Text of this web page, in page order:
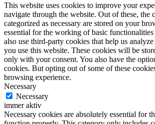
This website uses cookies to improve your
navigate through the website. Out of these, the
categorized as necessary are stored on your
essential for the working of basic
also use third-party cookies that help us
you use this website. These cookies will be
only with your consent. You also have the
cookies. But opting out of some of these
browsing experience.
Necessary
Necessary
immer aktiv
Necessary cookies are absolutely essential for